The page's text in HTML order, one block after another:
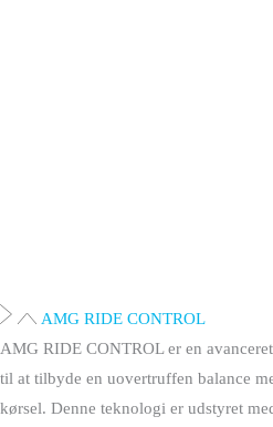
AMG RIDE CONTROL
AMG RIDE CONTROL er en
til at tilbyde en uovertruffen balance
kørsel. Denne teknologi er udstyret